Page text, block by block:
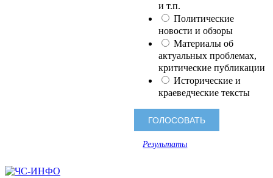
и т.п.
Политические
новости и обзоры
Материалы об
актуальных проблемах,
критические публикации
Исторические и
краеведческие тексты
Результаты